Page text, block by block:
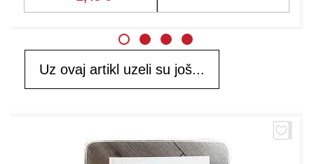
Uz ovaj artikl uzeli su još...